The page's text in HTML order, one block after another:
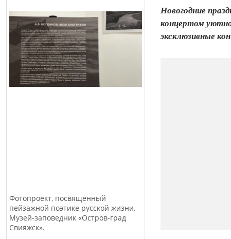
Фотопроект, посвященный
пейзажной поэтике русской жизни.
Музей-заповедник «Остров-град
Свияжск».
Новогодние
концертом
эксклюзивные